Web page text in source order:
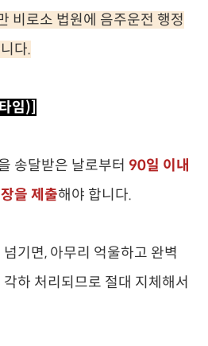
비로소 법원에 음주운전 행정
다.
임)]
송달받은 날로부터 90일 이내
을 제출해야 합니다.
기면, 아무리 억울하고 완벽
하 처리되므로 절대 지체해서